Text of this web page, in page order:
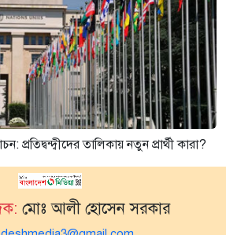
প্রতিদ্বন্দ্বীদের তালিকায় নতুন প্রার্থী কারা?
মোঃ আলী হোসেন সরকার